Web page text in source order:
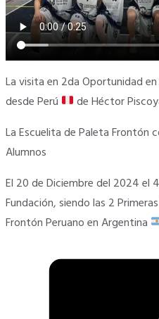
La visita en 2da Oportunidad
desde Perú
de Héctor
La Escuelita de Paleta Frontón
Alumnos
El 20 de Diciembre del 2024 el
Fundación, siendo las 2
Frontón Peruano en Argentina